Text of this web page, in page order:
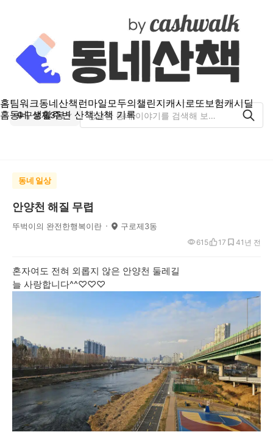
홈팀워크동네산책 런마일모두의챌린지캐시로또보험캐시딜
홈동네 생활주변 산책산책 기록
구로제3동
동네 일상
안양천 해질 무렵
뚜벅이의 완전한행복이란 구로제3동
1년 전
615 17 4
혼자여도 전혀 외롭지 않은 안양천 둘레길
늘 사랑합니다^^♡♡♡